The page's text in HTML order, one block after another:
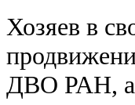
Хозяев в
ДВО РАН, а